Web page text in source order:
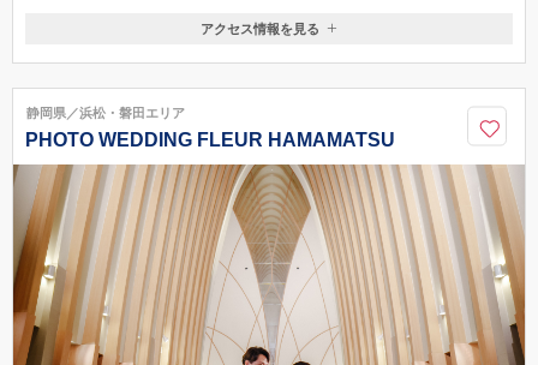
静岡県浜松市中央区志都呂1丁目9番14号 ル・グラン・ミラージュ内
モール浜松志都呂より東へ車で1分 ■電車：JR「浜松駅」南口よりタクシー
で約15分 ■バス：JR東海道本線「浜松駅」よりバスで約30分 バス「西見寺
入口」下車 徒歩3分
03-5828-3058
アクセス情報を見る
静岡県／浜松・磐田エリア
PHOTO WEDDING FLEUR HAMAMATSU